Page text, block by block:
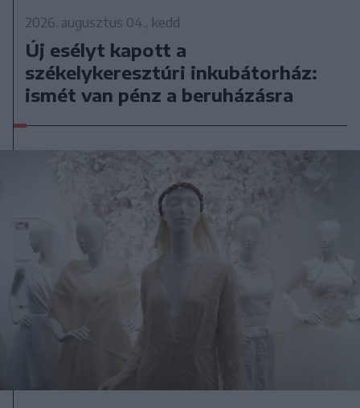
2026. augusztus 04., kedd
Új esélyt kapott a
székelykeresztúri inkubátorház:
ismét van pénz a beruházásra